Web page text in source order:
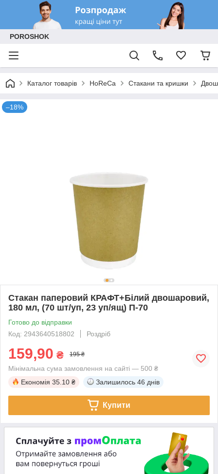
POROSHOK
Каталог товарів HoReCa Стакани та кришки
–18%
Стакан паперовий КРАФТ+Білий двошаровий,
180 мл, (70 шт/уп, 23 уп/ящ) П-70
Готово до відправки
Код: 2943640518802
Роздріб
159,90 ₴ 195 ₴
Мінімальна сума замовлення на сайті — 500 ₴
Економія 35.10 ₴ Залишилось 46 днів
Купити